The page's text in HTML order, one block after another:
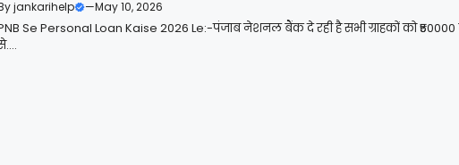
jankarihelp —May 10, 2026
Se Personal Loan Kaise 2026 Le:-पंजाब नेशनल बैंक दे रही है सभी ग्राहकों को